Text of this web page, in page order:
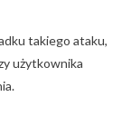
takiego ataku,
użytkownika